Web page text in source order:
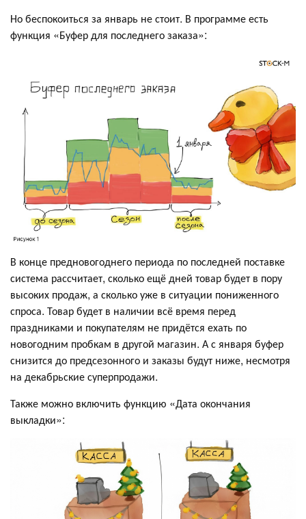
Но беспокоиться за январь не стоит. В программе есть
функция «Буфер для последнего заказа»:
В конце предновогоднего периода по последней поставке
система рассчитает, сколько ещё дней товар будет в пору
высоких продаж, а сколько уже в ситуации пониженного
спроса. Товар будет в наличии всё время перед
праздниками и покупателям не придётся ехать по
новогодним пробкам в другой магазин. А с января буфер
снизится до предсезонного и заказы будут ниже, несмотря
на декабрьские суперпродажи.
Также можно включить функцию «Дата окончания
выкладки»: